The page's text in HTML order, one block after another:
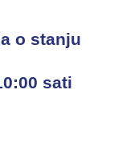
o stanju
sati